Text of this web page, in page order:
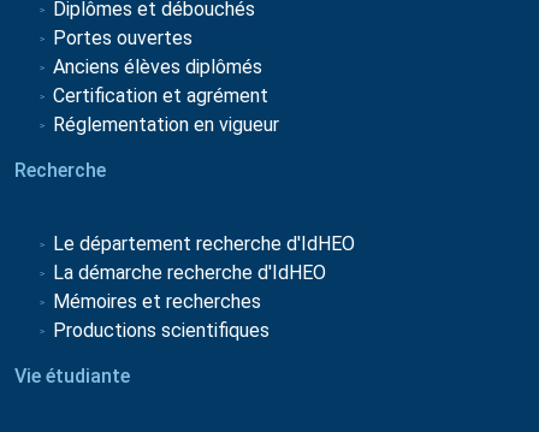
Diplômes et débouchés
Portes ouvertes
Anciens élèves diplômés
Certification et agrément
Réglementation en vigueur
Recherche
Le département recherche d'IdHEO
La démarche recherche d'IdHEO
Mémoires et recherches
Productions scientifiques
Vie étudiante